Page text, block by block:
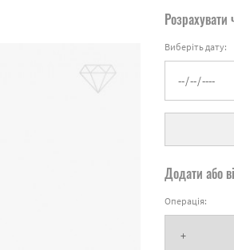
Розрахувати
Виберіть дату:
Додати або
Операція: